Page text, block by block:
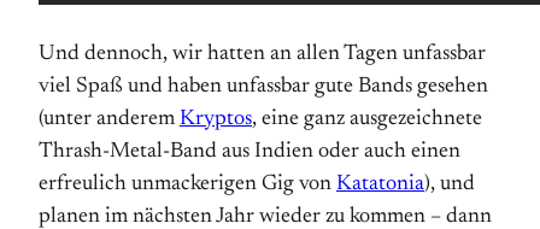
Und dennoch, wir hatten an allen Tagen unfassbar
viel Spaß und haben unfassbar gute Bands gesehen
(unter anderem Kryptos, eine ganz ausgezeichnete
Thrash-Metal-Band aus Indien oder auch einen
erfreulich unmackerigen Gig von Katatonia), und
planen im nächsten Jahr wieder zu kommen – dann